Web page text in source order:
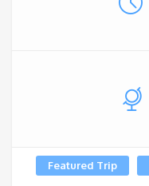
Featured Trip